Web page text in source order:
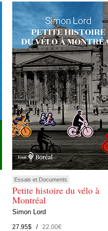
Essais et Documents
Petite histoire du vélo à
Montréal
Simon Lord
27.95$ /22.00€